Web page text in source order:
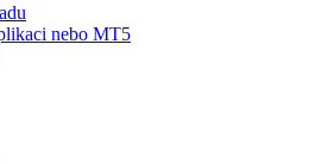
nebo MT5